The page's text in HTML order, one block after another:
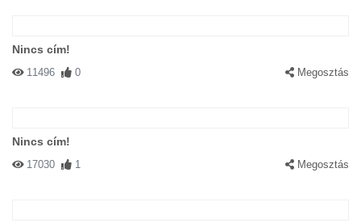
Nincs cím!
11496 0 Megosztás
Nincs cím!
17030 1 Megosztás